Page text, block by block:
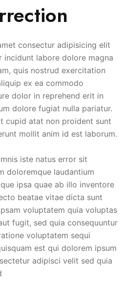
consectur adipisicing elit
incidunt labore dolore magna
quis nostrud exercitation
ex ea commodo
dolor in reprehend erit in
dolore fugiat nulla pariatur.
cupid atat non proident sunt
mollit anim id est laborum.
iste natus error sit
doloremque laudantium
ipsa quae ab illo inventore
beatae vitae dicta sunt
voluptatem quia voluptas
fugit, sed quia consequuntur
voluptatem sequi
est qui dolorem ipsum
adipisci velit sed quia